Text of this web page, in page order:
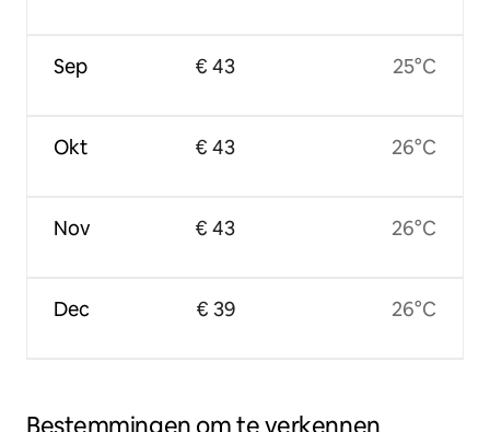
Sep
Okt
Nov
Dec
€ 43
€ 43
€ 43
€ 39
25°C
26°C
26°C
26°C